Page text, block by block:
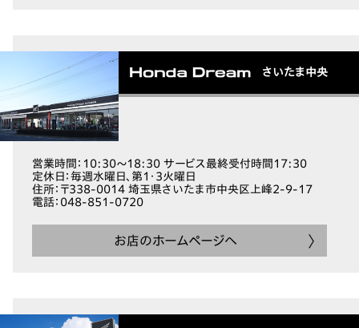
さいたま中央
営業時間 ：10:30～18:30 サービス最終受付時間17:30
定休日 ：毎週水曜日、第1・3火曜日
住所：〒338-0014 埼玉県さいたま市中央区上峰2-9-17
電話：048-851-0720
お店のホームページへ